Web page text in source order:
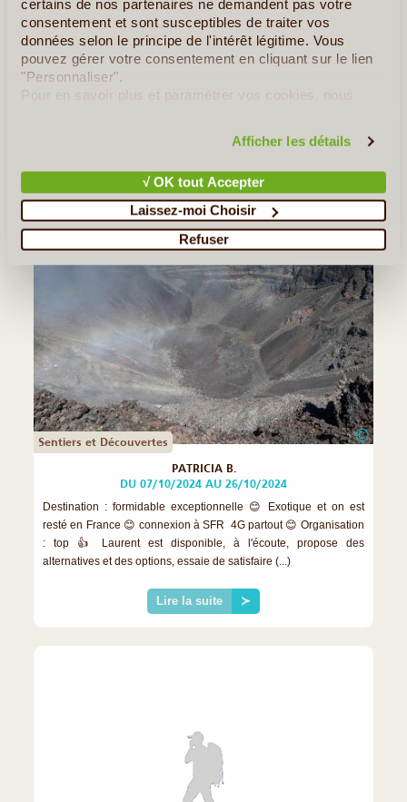
certains de nos partenaires ne demandent pas votre
consentement et sont susceptibles de traiter vos
données selon le principe de l'intérêt légitime. Vous
pouvez gérer votre consentement en cliquant sur le lien
"Personnaliser".
Pour en savoir plus et paramétrer vos cookies, nous
Afficher les détails
√ OK tout Accepter
Laissez-moi Choisir
Refuser
Sentiers et Découvertes
ERIC V.
DU 13/10/2024 AU 02/11/2024
Mon voyage à la Réunion comprenait 2 parties: une première
semaine pour randonner sur le GRR1 avec mon cousin, et une
Sentiers et Découvertes ©
PATRICIA B.
DU 07/10/2024 AU 26/10/2024
Destination : formidable exceptionnelle 😊 Exotique et on est
resté en France 😊 connexion à SFR 4G partout 😊 Organisation
: top 👍 Laurent est disponible, à l'écoute, propose des
alternatives et des options, essaie de satisfaire (...)
Lire la suite ≻